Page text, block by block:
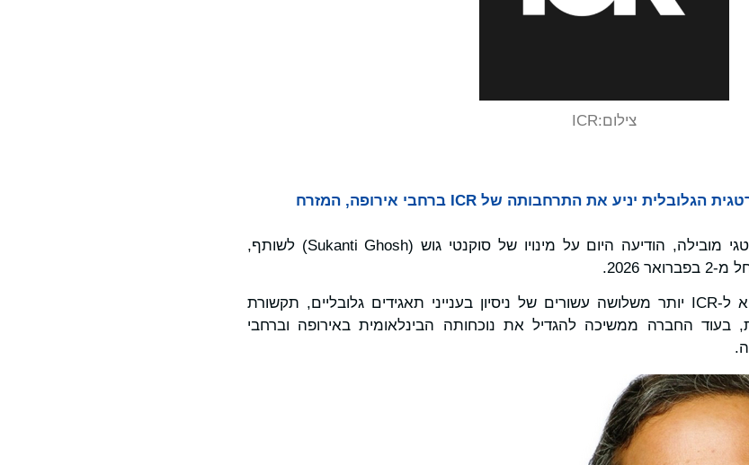
צילום:ICR
מוביל בתחום התקשורת האסטרטגית הגלובלית יניע את התרחבותה של ICR ברחבי אירופה, המזרח
ICR חברת תקשורת וייעוץ אסטרטגי מובילה, הודיעה היום על מינויו של סוקנטי גוש (Sukanti Ghosh) לשותף,
2026.
סוקנטי גוש, שבסיסו בלונדון, מביא ל-ICR יותר משלושה עשורים של ניסיון בענייני תאגידים גלובליים, תקשורת
בעוד החברה ממשיכה להגדיל את נוכחותה הבינלאומית באירופה וברחבי